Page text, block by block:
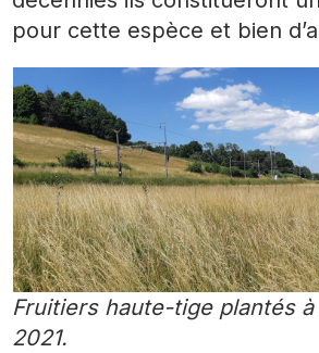
pour cette espèce et bien
Fruitiers haute-tige plantés à
2021.